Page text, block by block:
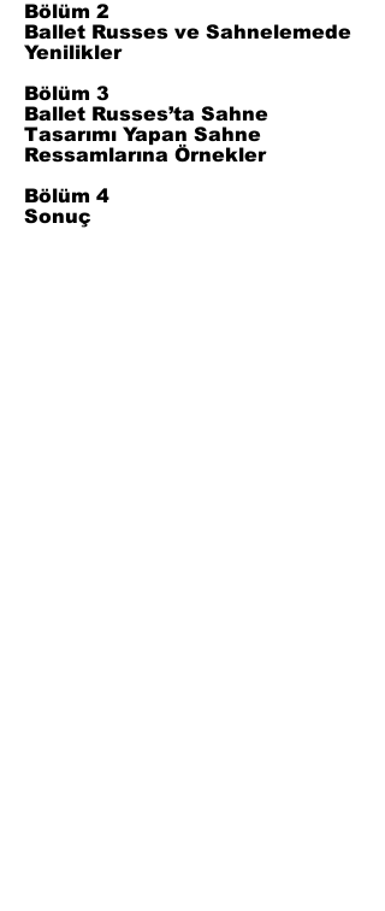
Bölüm 2
Ballet Russes ve Sahnelemede
Yenilikler
Bölüm 3
Ballet Russes’ta Sahne
Tasarımı Yapan Sahne
Ressamlarına Örnekler
Bölüm 4
Sonuç